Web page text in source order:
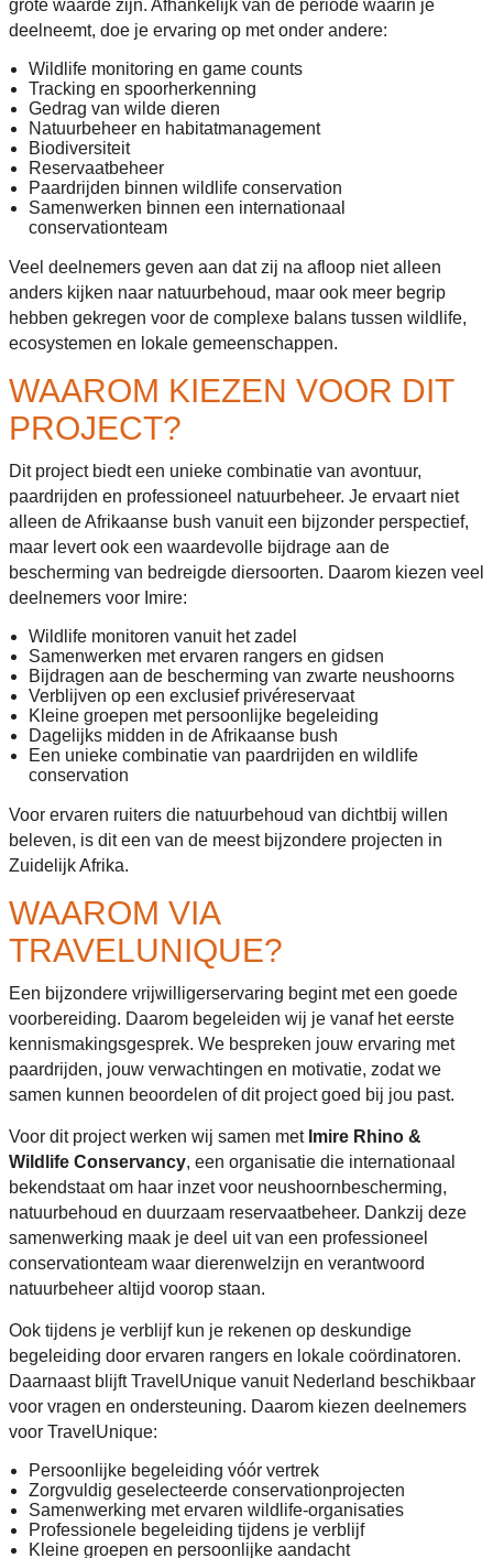
grote waarde zijn. Afhankelijk van de periode waarin je
deelneemt, doe je ervaring op met onder andere:
Wildlife monitoring en game counts
Tracking en spoorherkenning
Gedrag van wilde dieren
Natuurbeheer en habitatmanagement
Biodiversiteit
Reservaatbeheer
Paardrijden binnen wildlife conservation
Samenwerken binnen een internationaal
conservationteam
Veel deelnemers geven aan dat zij na afloop niet alleen
anders kijken naar natuurbehoud, maar ook meer begrip
hebben gekregen voor de complexe balans tussen wildlife,
ecosystemen en lokale gemeenschappen.
WAAROM KIEZEN VOOR DIT
PROJECT?
Dit project biedt een unieke combinatie van avontuur,
paardrijden en professioneel natuurbeheer. Je ervaart niet
alleen de Afrikaanse bush vanuit een bijzonder perspectief,
maar levert ook een waardevolle bijdrage aan de
bescherming van bedreigde diersoorten. Daarom kiezen veel
deelnemers voor Imire:
Wildlife monitoren vanuit het zadel
Samenwerken met ervaren rangers en gidsen
Bijdragen aan de bescherming van zwarte neushoorns
Verblijven op een exclusief privéreservaat
Kleine groepen met persoonlijke begeleiding
Dagelijks midden in de Afrikaanse bush
Een unieke combinatie van paardrijden en wildlife
conservation
Voor ervaren ruiters die natuurbehoud van dichtbij willen
beleven, is dit een van de meest bijzondere projecten in
Zuidelijk Afrika.
WAAROM VIA
TRAVELUNIQUE?
Een bijzondere vrijwilligerservaring begint met een goede
voorbereiding. Daarom begeleiden wij je vanaf het eerste
kennismakingsgesprek. We bespreken jouw ervaring met
paardrijden, jouw verwachtingen en motivatie, zodat we
samen kunnen beoordelen of dit project goed bij jou past.
Voor dit project werken wij samen met Imire Rhino &
Wildlife Conservancy, een organisatie die internationaal
bekendstaat om haar inzet voor neushoornbescherming,
natuurbehoud en duurzaam reservaatbeheer. Dankzij deze
samenwerking maak je deel uit van een professioneel
conservationteam waar dierenwelzijn en verantwoord
natuurbeheer altijd voorop staan.
Ook tijdens je verblijf kun je rekenen op deskundige
begeleiding door ervaren rangers en lokale coördinatoren.
Daarnaast blijft TravelUnique vanuit Nederland beschikbaar
voor vragen en ondersteuning. Daarom kiezen deelnemers
voor TravelUnique:
Persoonlijke begeleiding vóór vertrek
Zorgvuldig geselecteerde conservationprojecten
Samenwerking met ervaren wildlife-organisaties
Professionele begeleiding tijdens je verblijf
Kleine groepen en persoonlijke aandacht